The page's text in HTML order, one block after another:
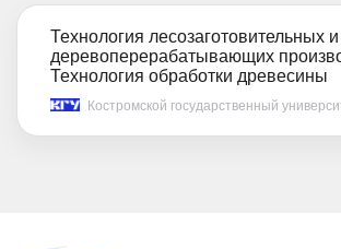
Технология лесозаготовительных и
деревоперерабатывающих
Технология обработки древесины
Костромской государственный